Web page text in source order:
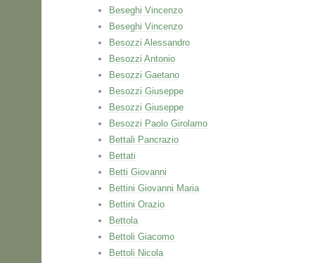
Beseghi Vincenzo
Beseghi Vincenzo
Besozzi Alessandro
Besozzi Antonio
Besozzi Gaetano
Besozzi Giuseppe
Besozzi Giuseppe
Besozzi Paolo Girolamo
Bettali Pancrazio
Bettati
Betti Giovanni
Bettini Giovanni Maria
Bettini Orazio
Bettola
Bettoli Giacomo
Bettoli Nicola